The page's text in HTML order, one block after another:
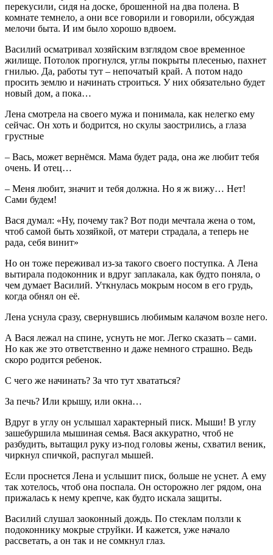
перекусили, сидя на доске, брошенной на два полена. В
комнате темнело, а они все говорили и говорили, обсуждая
мелочи быта. И им было хорошо вдвоем.
Василий осматривал хозяйским взглядом свое временное
жилище. Потолок прогнулся, углы покрыты плесенью, пахнет
гнилью. Да, работы тут – непочатый край. А потом надо
просить землю и начинать строиться. У них обязательно будет
новый дом, а пока…
Лена смотрела на своего мужа и понимала, как нелегко ему
сейчас. Он хоть и бодрится, но скулы заострились, а глаза
грустные
– Вась, может вернёмся. Мама будет рада, она же любит тебя
очень. И отец…
– Меня любит, значит и тебя должна. Но я ж вижу… Нет!
Сами будем!
Вася думал: «Ну, почему так? Вот поди мечтала жена о том,
чтоб самой быть хозяйкой, от матери страдала, а теперь не
рада, себя винит»
Но он тоже переживал из-за такого своего поступка. А Лена
вытирала подоконник и вдруг заплакала, как будто поняла, о
чем думает Василий. Уткнулась мокрым носом в его грудь,
когда обнял он её.
Лена уснула сразу, свернувшись любимым калачом возле него.
А Вася лежал на спине, уснуть не мог. Легко сказать – сами.
Но как же это ответственно и даже немного страшно. Ведь
скоро родится ребенок.
С чего же начинать? За что тут хвататься?
За печь? Или крышу, или окна…
Вдруг в углу он услышал характерный писк. Мыши! В углу
зашебуршила мышиная семья. Вася аккуратно, чтоб не
разбудить, вытащил руку из-под головы жены, схватил веник,
чиркнул спичкой, распугал мышей.
Если проснется Лена и услышит писк, больше не уснет. А ему
так хотелось, чтоб она поспала. Он осторожно лег рядом, она
прижалась к нему крепче, как будто искала защиты.
Василий слушал заоконный дождь. По стеклам ползли к
подоконнику мокрые струйки. И кажется, уже начало
рассветать, а он так и не сомкнул глаз.